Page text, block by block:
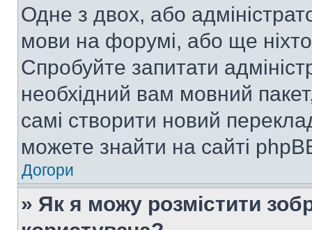
Одне з двох, або
мови на форумі, або ще
Спробуйте запитати
необхідний вам мовний
самі створити новий
можете знайти на сайті
Догори
» Як я можу розмістити